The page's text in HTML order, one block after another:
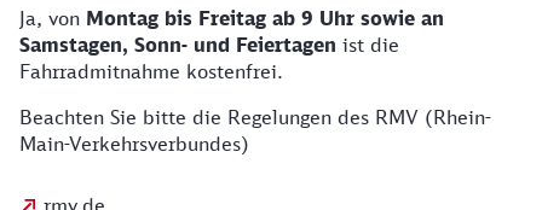
Ja, von Montag bis Freitag ab 9 Uhr sowie an
Samstagen, Sonn- und Feiertagen ist die
Fahrradmitnahme kostenfrei.
Beachten Sie bitte die Regelungen des RMV (Rhein-
Main-Verkehrsverbundes)
rmv.de